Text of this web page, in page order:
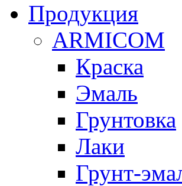
Продукция
ARMICOM
Краска
Эмаль
Грунтовка
Лаки
Грунт-